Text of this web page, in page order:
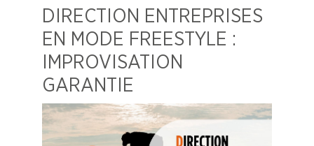
DIRECTION ENTREPRISES
EN MODE FREESTYLE :
IMPROVISATION
GARANTIE